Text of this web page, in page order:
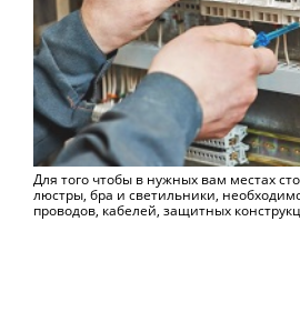
Для того чтобы в нужных вам местах
люстры, бра и светильники,
проводов, кабелей, защитных